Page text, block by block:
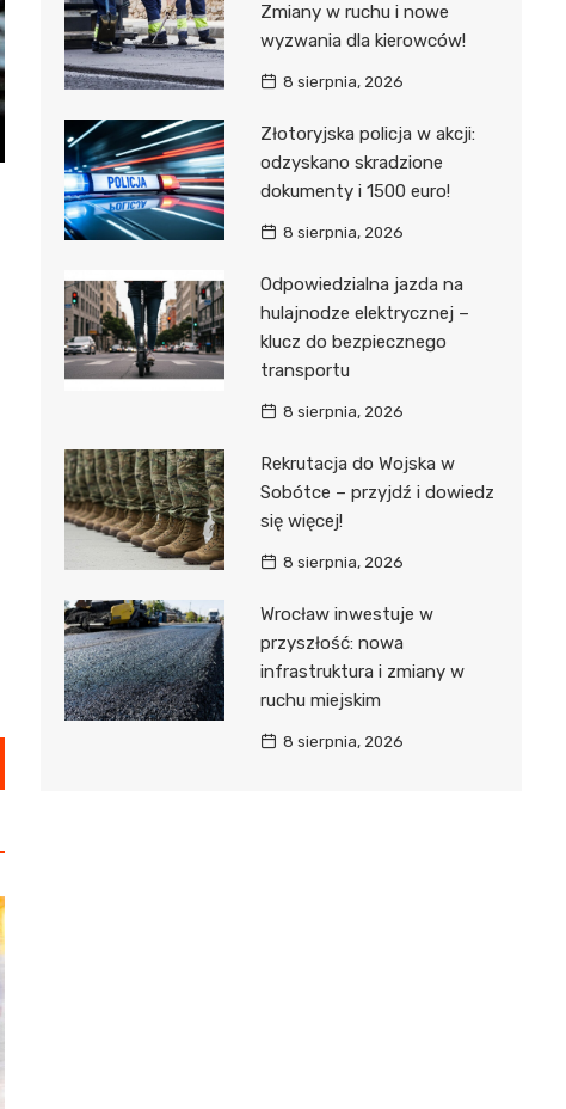
Zmiany w ruchu i nowe
wyzwania dla kierowców!
8 sierpnia, 2026
Złotoryjska policja w akcji:
odzyskano skradzione
dokumenty i 1500 euro!
8 sierpnia, 2026
Odpowiedzialna jazda na
hulajnodze elektrycznej –
klucz do bezpiecznego
transportu
8 sierpnia, 2026
Rekrutacja do Wojska w
Sobótce – przyjdź i dowiedz
się więcej!
8 sierpnia, 2026
Wrocław inwestuje w
przyszłość: nowa
infrastruktura i zmiany w
ruchu miejskim
8 sierpnia, 2026